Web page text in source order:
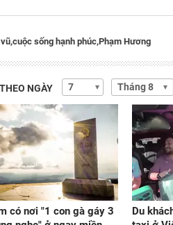
cuộc sống hạnh phúc,Phạm Hương
NGÀY
có nơi "1 con gà gáy 3
Du